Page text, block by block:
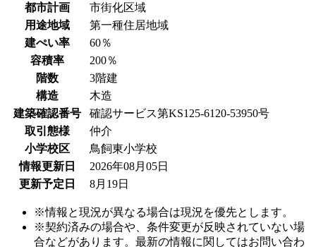
都市計画
市街化区域
用途地域
第一種住居地域
建ぺい率
60％
容積率
200％
階数
3階建
構造
木造
建築確認番号
確認サービス第KS125-6120-53950号
取引態様
仲介
小学校区
鳥飼東小学校
情報更新日
2026年08月05日
更新予定日
8月19日
※情報と現況が異なる場合は現況を優先とします。
※契約済みの場合や、条件変更が反映されていない場
合などがあります。最新の情報に関してはお問い合わ